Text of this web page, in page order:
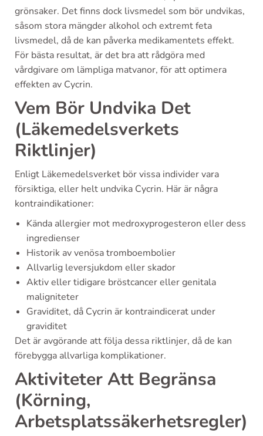
grönsaker. Det finns dock livsmedel som bör undvikas,
såsom stora mängder alkohol och extremt feta
livsmedel, då de kan påverka medikamentets effekt.
För bästa resultat, är det bra att rådgöra med
vårdgivare om lämpliga matvanor, för att optimera
effekten av Cycrin.
Vem Bör Undvika Det
(Läkemedelsverkets
Riktlinjer)
Enligt Läkemedelsverket bör vissa individer vara
försiktiga, eller helt undvika Cycrin. Här är några
kontraindikationer:
Kända allergier mot medroxyprogesteron eller dess
ingredienser
Historik av venösa tromboembolier
Allvarlig leversjukdom eller skador
Aktiv eller tidigare bröstcancer eller genitala
maligniteter
Graviditet, då Cycrin är kontraindicerat under
graviditet
Det är avgörande att följa dessa riktlinjer, då de kan
förebygga allvarliga komplikationer.
Aktiviteter Att Begränsa
(Körning,
Arbetsplatssäkerhetsregler)